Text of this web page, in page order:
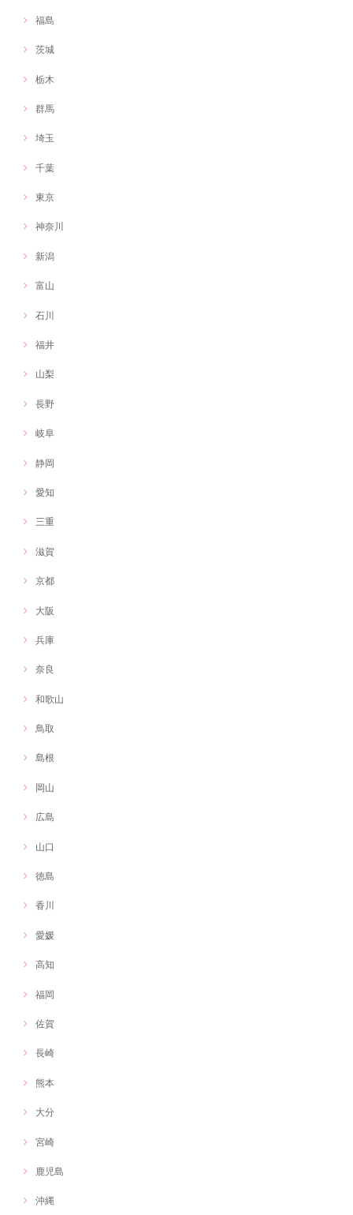
福島
茨城
栃木
群馬
埼玉
千葉
東京
神奈川
新潟
富山
石川
福井
山梨
長野
岐阜
静岡
愛知
三重
滋賀
京都
大阪
兵庫
奈良
和歌山
鳥取
島根
岡山
広島
山口
徳島
香川
愛媛
高知
福岡
佐賀
長崎
熊本
大分
宮崎
鹿児島
沖縄